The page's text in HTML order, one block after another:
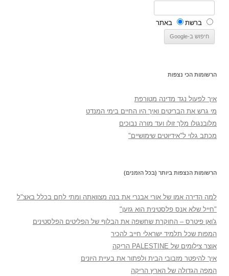
ברשת באתר
הרשומות הכי נצפות
איך לפעול נגד מדינה מטורפת
מי גרש את הבריטים ואיך היו החיים בימי המנדט
מלובנגולו מלך זולו ועד מורה נבוכים
מכתב גלוי ל"אידיוטים שימושיים"
הרשומות הנצפות ביותר (בכל הזמנים)
למה הדירה אמו של אורי אבנרי את בנה מצוואתה ומתי לחם בכלל באצ"ל
"חייל שלא אנס פלסטינית הוא גזען"
ג'ואן פיטרס – החוקרת שחשפה את הבלוף של הפליטים הפלסטינים
המפות שכל תלמיד ישראלי חייב להכיר
אוצר צילומים של PALESTINE הריקה
איך להיפטר מזבובי הבית ולפתור את בעיית היונים
המפה הגדולה של הארץ הריקה